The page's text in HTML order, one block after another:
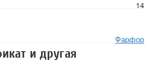
14
Фарфор
и другая